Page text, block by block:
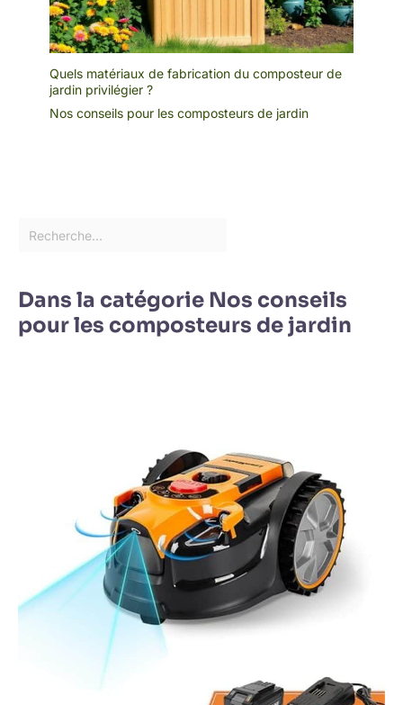
Quels matériaux de fabrication du composteur de
jardin privilégier ?
Nos conseils pour les composteurs de jardin
Dans la catégorie Nos conseils
pour les composteurs de jardin